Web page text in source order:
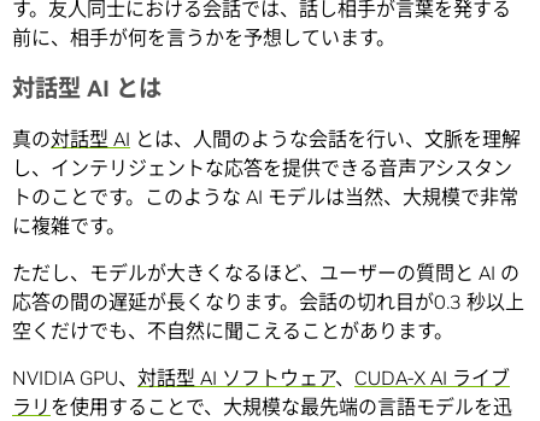
す。友人同士における会話では、話し相手が言葉を発する
前に、相手が何を言うかを予想しています。
対話型 AI とは
真の対話型 AI とは、人間のような会話を行い、文脈を理解
し、インテリジェントな応答を提供できる音声アシスタン
トのことです。このような AI モデルは当然、大規模で非常
に複雑です。
ただし、モデルが大きくなるほど、ユーザーの質問と AI の
応答の間の遅延が長くなります。会話の切れ目が0.3 秒以上
空くだけでも、不自然に聞こえることがあります。
NVIDIA GPU、 対話型 AI ソフトウェア、 CUDA-X AI ライブ
ラリ を使用することで、大規模な最先端の言語モデルを迅